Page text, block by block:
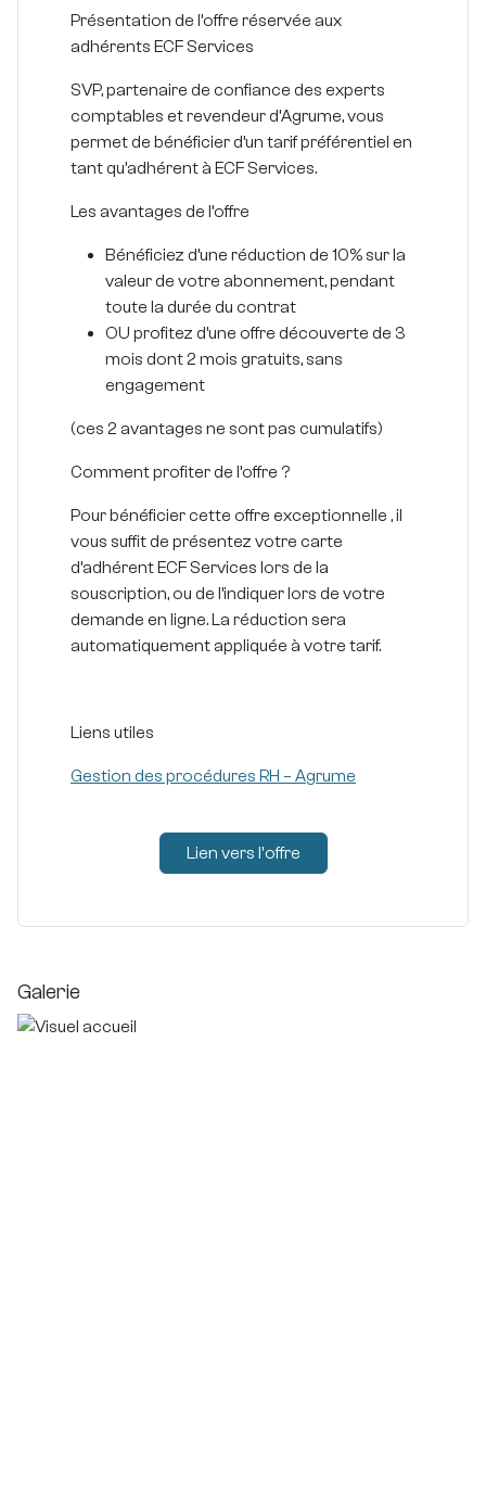
Présentation de l’offre réservée aux
adhérents ECF Services
SVP, partenaire de confiance des experts
comptables et revendeur d’Agrume, vous
permet de bénéficier d’un tarif préférentiel en
tant qu’adhérent à ECF Services.
Les avantages de l’offre
Bénéficiez d’une réduction de 10% sur la
valeur de votre abonnement, pendant
toute la durée du contrat
OU profitez d’une offre découverte de 3
mois dont 2 mois gratuits, sans
engagement
(ces 2 avantages ne sont pas cumulatifs)
Comment profiter de l’offre ?
Pour bénéficier cette offre exceptionnelle , il
vous suffit de présentez votre carte
d’adhérent ECF Services lors de la
souscription, ou de l’indiquer lors de votre
demande en ligne. La réduction sera
automatiquement appliquée à votre tarif.
Liens utiles
Gestion des procédures RH – Agrume
Lien vers l'offre
Galerie